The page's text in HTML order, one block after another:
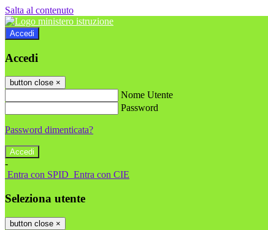
Salta al contenuto
Accedi
Accedi
button close ×
Nome Utente
Password
Password dimenticata?
-
Entra con SPID Entra con CIE
Seleziona utente
button close ×